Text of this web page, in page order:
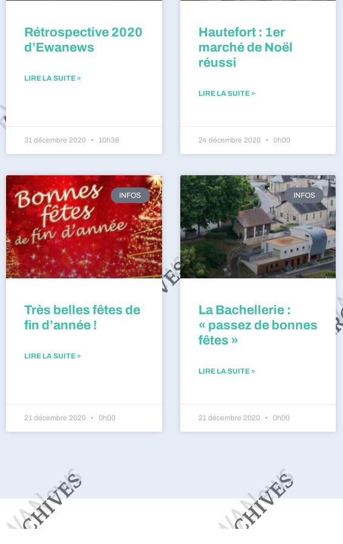
Rétrospective 2020
d’Ewanews
LIRE LA SUITE »
31 décembre 2020 10h38
Hautefort : 1er
marché de Noël
réussi
LIRE LA SUITE »
24 décembre 2020 0h00
INFOS
Très belles fêtes de
fin d’année !
LIRE LA SUITE »
21 décembre 2020 0h00
INFOS
La Bachellerie :
« passez de bonnes
fêtes »
LIRE LA SUITE »
21 décembre 2020 0h00